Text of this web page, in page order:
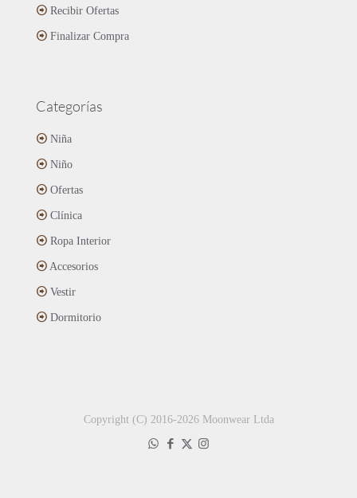
Recibir Ofertas
Finalizar Compra
Categorías
Niña
Niño
Ofertas
Clínica
Ropa Interior
Accesorios
Vestir
Dormitorio
Copyright (C) 2016-2026 Moonwear Ltda